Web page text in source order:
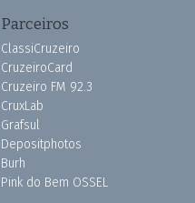
Parceiros
ClassiCruzeiro
CruzeiroCard
Cruzeiro FM 92.3
CruxLab
Grafsul
Depositphotos
Burh
Pink do Bem OSSEL